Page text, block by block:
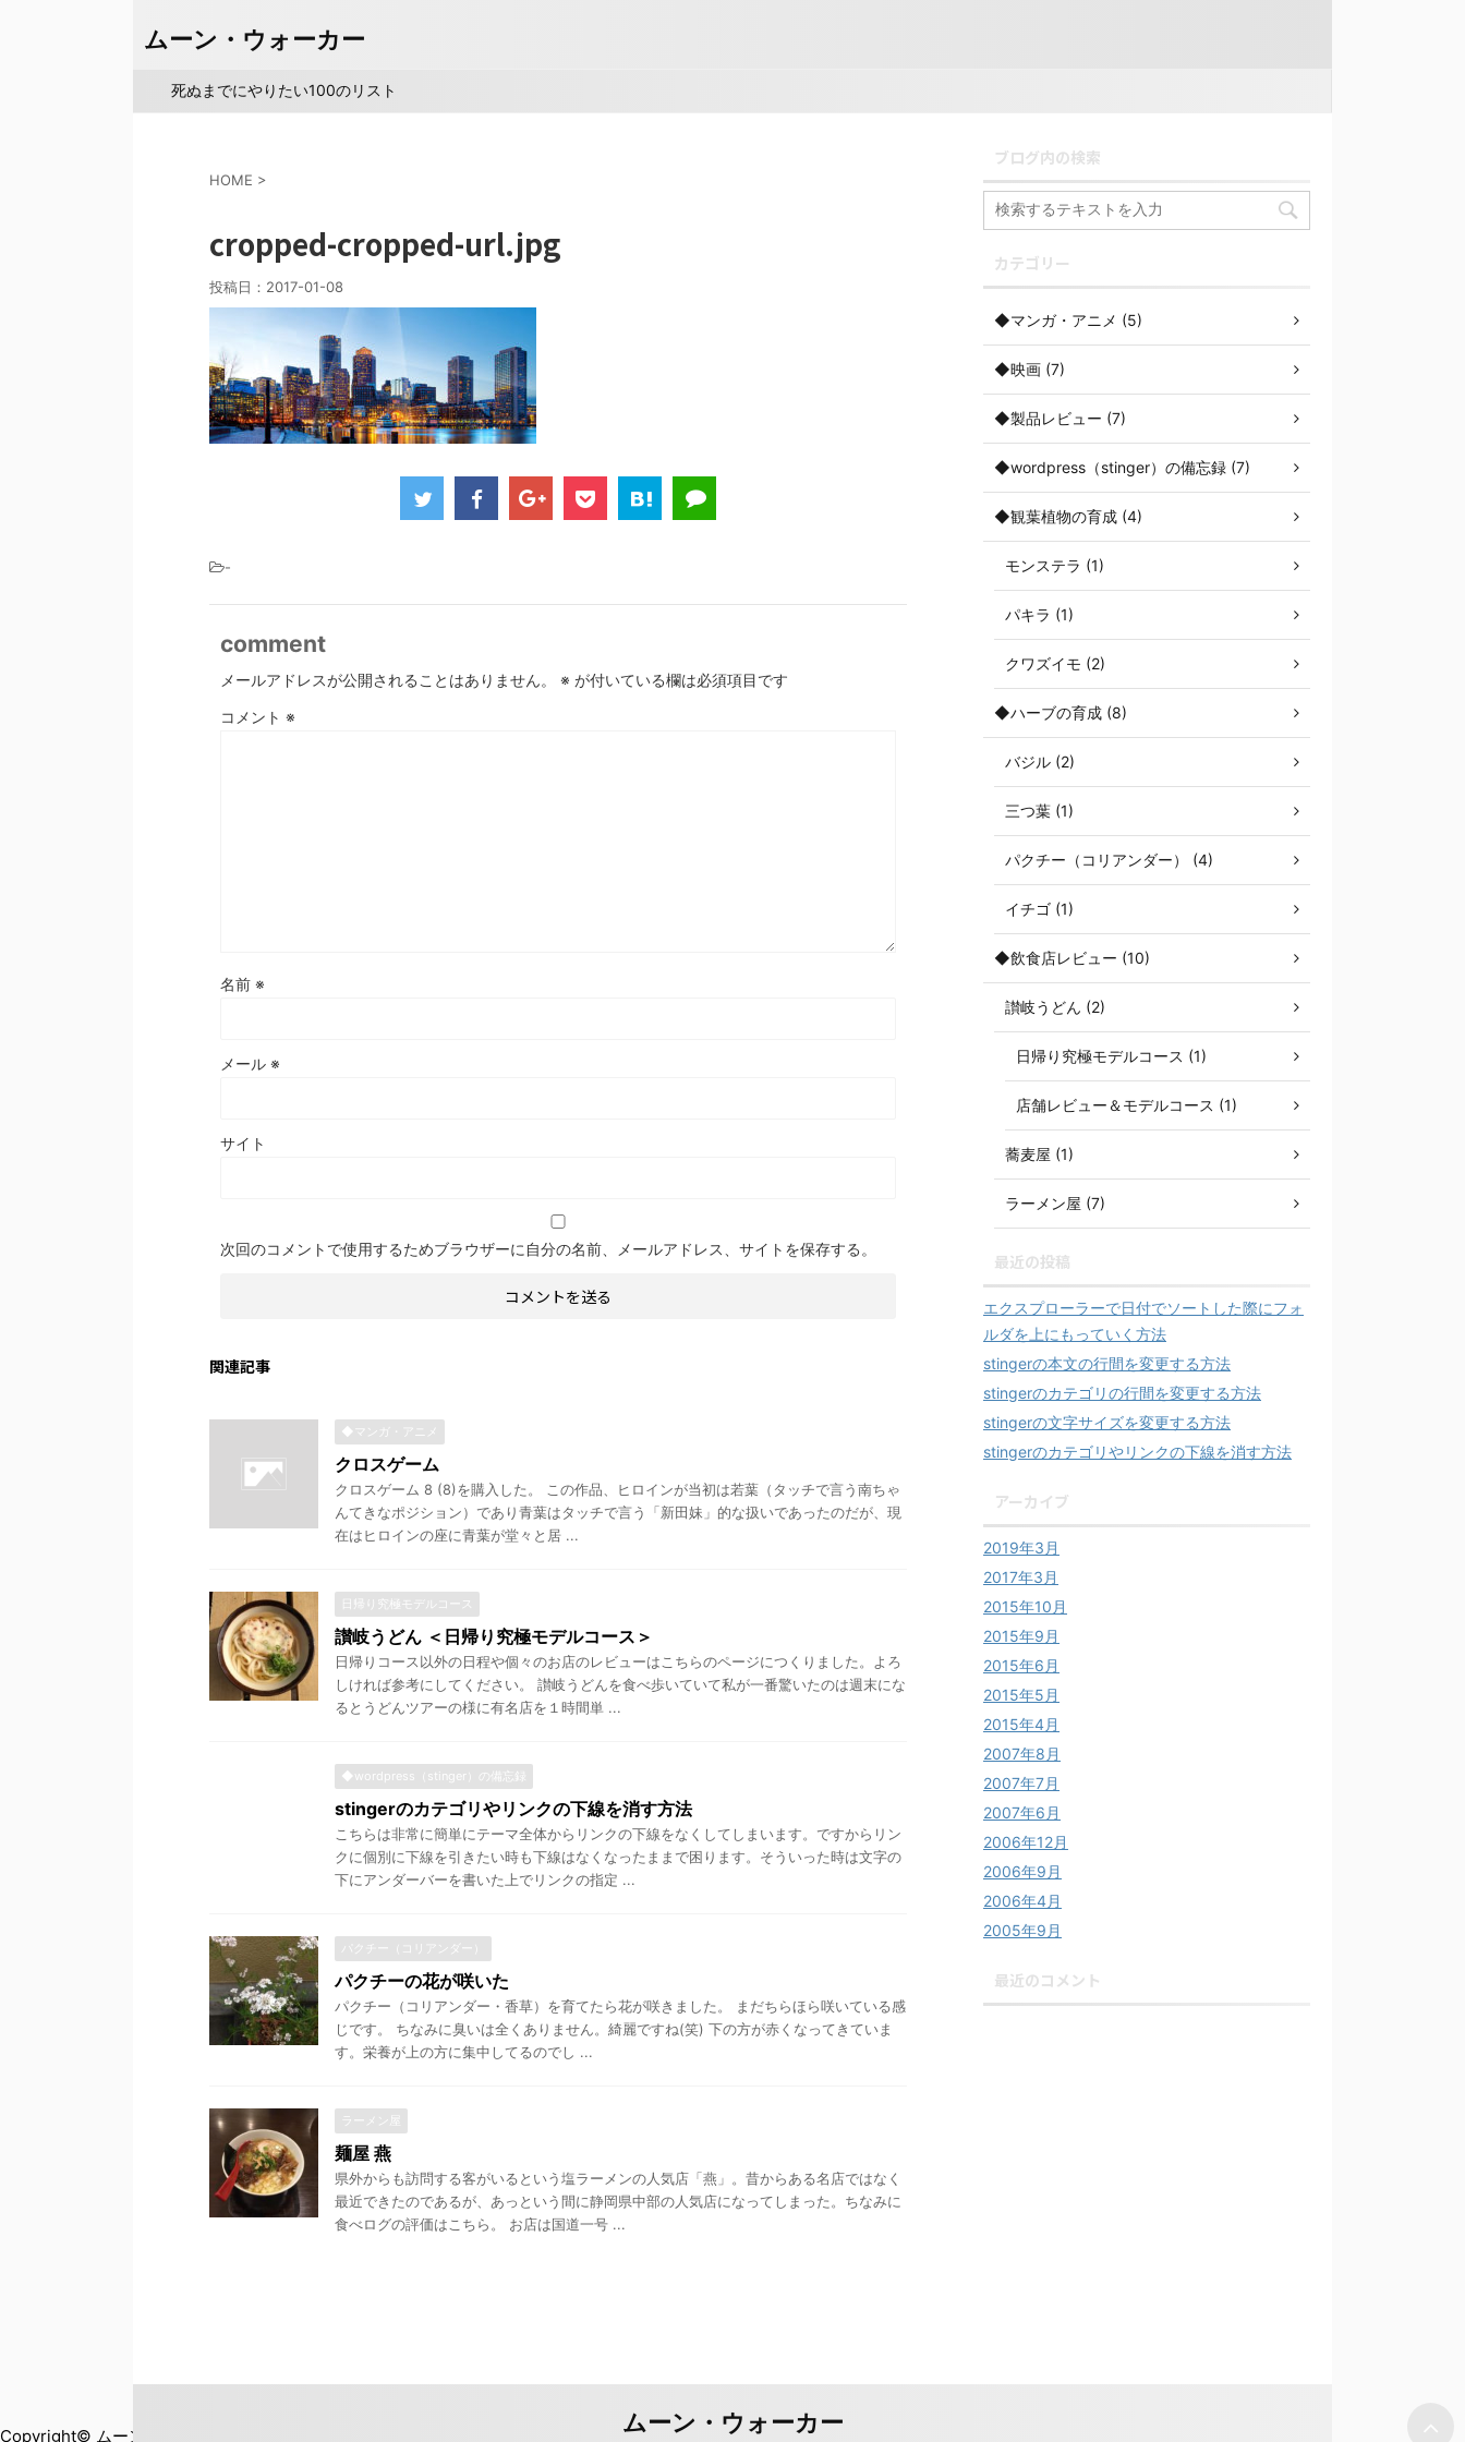
ムーン・ウォーカー
死ぬまでにやりたい100のリスト
HOME >
cropped-cropped-url.jpg
投稿日： 2017-01-08
-
comment
メールアドレスが公開されることはありません。 ※ が付いている欄は必須項目です
コメント ※
名前 ※
メール ※
サイト
次回のコメントで使用するためブラウザーに自分の名前、メールアドレス、サイトを保存する。
関連記事
◆マンガ・アニメ
クロスゲーム
クロスゲーム 8 (8)を購入した。 この作品、ヒロインが当初は若葉（タッチで言う南ちゃ
んてきなポジション）であり青葉はタッチで言う「新田妹」的な扱いであったのだが、現
在はヒロインの座に青葉が堂々と居 ...
日帰り究極モデルコース
讃岐うどん ＜日帰り究極モデルコース＞
日帰りコース以外の日程や個々のお店のレビューはこちらのページにつくりました。よろ
しければ参考にしてください。 讃岐うどんを食べ歩いていて私が一番驚いたのは週末にな
るとうどんツアーの様に有名店を１時間単 ...
◆wordpress（stinger）の備忘録
stingerのカテゴリやリンクの下線を消す方法
こちらは非常に簡単にテーマ全体からリンクの下線をなくしてしまいます。ですからリン
クに個別に下線を引きたい時も下線はなくなったままで困ります。そういった時は文字の
下にアンダーバーを書いた上でリンクの指定 ...
パクチー（コリアンダー）
パクチーの花が咲いた
パクチー（コリアンダー・香草）を育てたら花が咲きました。 まだちらほら咲いている感
じです。 ちなみに臭いは全くありません。綺麗ですね(笑) 下の方が赤くなってきていま
す。栄養が上の方に集中してるのでし ...
ラーメン屋
麺屋 燕
県外からも訪問する客がいるという塩ラーメンの人気店「燕」。昔からある名店ではなく
最近できたのであるが、あっという間に静岡県中部の人気店になってしまった。ちなみに
食べログの評価はこちら。 お店は国道一号 ...
ブログ内の検索
カテゴリー
◆マンガ・アニメ (5)
◆映画 (7)
◆製品レビュー (7)
◆wordpress（stinger）の備忘録 (7)
◆観葉植物の育成 (4)
モンステラ (1)
パキラ (1)
クワズイモ (2)
◆ハーブの育成 (8)
バジル (2)
三つ葉 (1)
パクチー（コリアンダー） (4)
イチゴ (1)
◆飲食店レビュー (10)
讃岐うどん (2)
日帰り究極モデルコース (1)
店舗レビュー＆モデルコース (1)
蕎麦屋 (1)
ラーメン屋 (7)
最近の投稿
エクスプローラーで日付でソートした際にフォ
ルダを上にもっていく方法
stingerの本文の行間を変更する方法
stingerのカテゴリの行間を変更する方法
stingerの文字サイズを変更する方法
stingerのカテゴリやリンクの下線を消す方法
アーカイブ
2019年3月
2017年3月
2015年10月
2015年9月
2015年6月
2015年5月
2015年4月
2007年8月
2007年7月
2007年6月
2006年12月
2006年9月
2006年4月
2005年9月
最近のコメント
ムーン・ウォーカー
Copyright© ムーン・ウォーカー , 2026 All Rights Reserved Powered by STINGER.